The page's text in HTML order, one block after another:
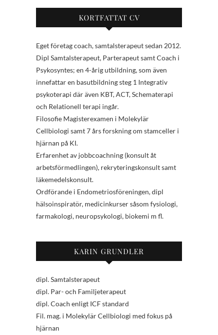
KORTFATTAT CV
Eget företag coach, samtalsterapeut sedan 2012.
Dipl Samtalsterapeut, Parterapeut samt Coach i
Psykosyntes; en 4-årig utbildning, som även
innefattar en basutbildning steg 1 Integrativ
psykoterapi där även KBT, ACT, Schematerapi
och Relationell terapi ingår.
Filosofie Magisterexamen i Molekylär
Cellbiologi samt 7 års forskning om stamceller i
hjärnan på KI.
Erfarenhet av jobbcoachning (konsult åt
arbetsförmedlingen), rekryteringskonsult samt
läkemedelskonsult.
Ordförande i Endometriosföreningen, dipl
hälsoinspiratör, medicinkurser såsom fysiologi,
farmakologi, neuropsykologi, biokemi m fl.
KARIN GRUNDLER
dipl. Samtalsterapeut
dipl. Par- och Familjeterapeut
dipl. Coach enligt ICF standard
Fil. mag. i Molekylär Cellbiologi med fokus på
hjärnan